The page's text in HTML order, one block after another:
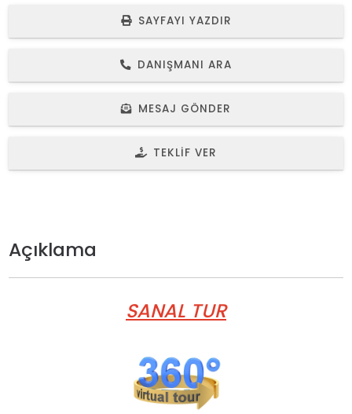
SAYFAYI YAZDIR
DANIŞMANI ARA
MESAJ GÖNDER
TEKLIF VER
Açıklama
SANAL TUR